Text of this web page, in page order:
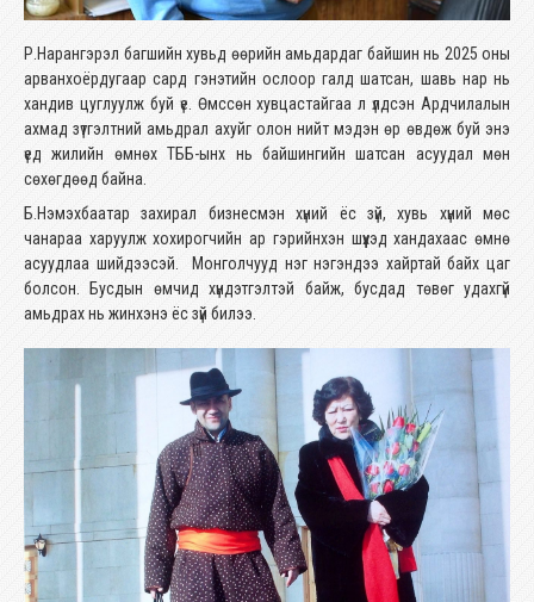
Р.Нарангэрэл багшийн хувьд өөрийн амьдардаг байшин нь 2025 оны
арванхоёрдугаар сард гэнэтийн ослоор галд шатсан, шавь нар нь
хандив цуглуулж буй үе. Өмссөн хувцастайгаа л үлдсэн Ардчилалын
ахмад зүтгэлтний амьдрал ахуйг олон нийт мэдэн өр өвдөж буй энэ
үед жилийн өмнөх ТББ-ынх нь байшингийн шатсан асуудал мөн
сөхөгдөөд байна.
Б.Нэмэхбаатар захирал бизнесмэн хүний ёс зүй, хувь хүний мөс
чанараа харуулж хохирогчийн ар гэрийнхэн шүүхэд хандахаас өмнө
асуудлаа шийдээсэй. Монголчууд нэг нэгэндээ хайртай байх цаг
болсон. Бусдын өмчид хүндэтгэлтэй байж, бусдад төвөг удахгүй
амьдрах нь жинхэнэ ёс зүй билээ.